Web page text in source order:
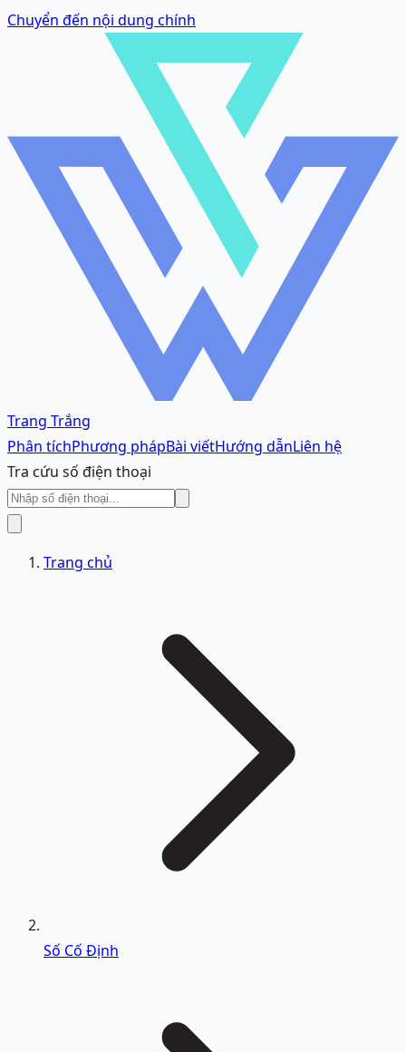
Chuyển đến nội dung chính
Trang Trắng
Phân tíchPhương phápBài viếtHướng dẫnLiên hệ
Tra cứu số điện thoại
Trang chủ
Số Cố Định